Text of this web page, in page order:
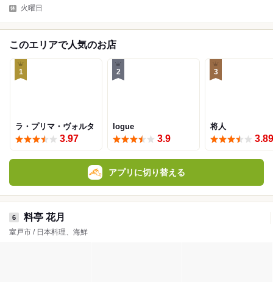
火曜日
このエリアで人気のお店
1
ラ・プリマ・ヴォルタ
3.97
2
logue
3.9
3
将人
3.89
アプリに切り替える
6 料亭 花月
室戸市 / 日本料理、海鮮